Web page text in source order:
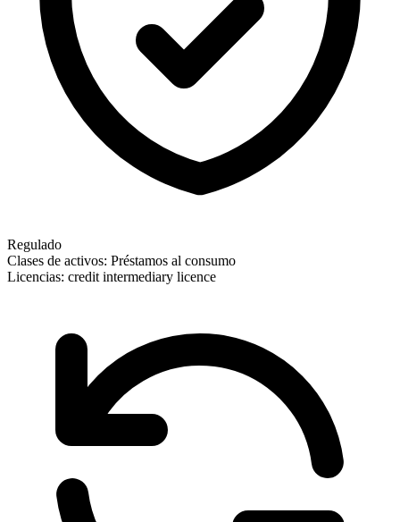
Regulado
Clases de activos: Préstamos al consumo
Licencias: credit intermediary licence